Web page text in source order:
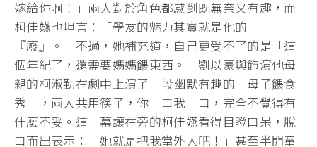
嫁給你啊！」兩人對於角色都感到既無奈又有趣，而
柯佳嬿也坦言：「學友的魅力其實就是他的
『廢』。」不過，她補充道，自己更受不了的是「這
個年紀了，還需要媽媽餵東西。」劉以豪與飾演他母
親的柯淑勤在劇中上演了一段幽默有趣的「母子餵食
秀」，兩人共用筷子，你一口我一口，完全不覺得有
什麼不妥。這一幕讓在旁的柯佳嬿看得目瞪口呆，脫
口而出表示：「她就是把我當外人吧！」甚至半開童